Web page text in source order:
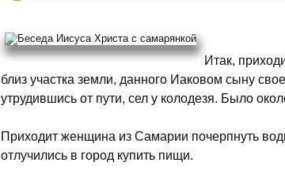
Итак,
близ участка земли, данного Иаковом сыну
утрудившись от пути, сел у колодезя. Было
Приходит женщина из Самарии почерпнуть
отлучились в город купить пищи.